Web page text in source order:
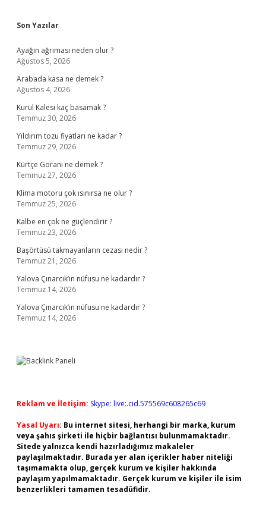
Sidebar
Son Yazılar
Ayağın ağrıması neden olur ?
Ağustos 5, 2026
Arabada kasa ne demek ?
Ağustos 4, 2026
Kurul Kalesi kaç basamak ?
Temmuz 30, 2026
Yıldırım tozu fiyatları ne kadar ?
Temmuz 29, 2026
Kürtçe Gorani ne demek ?
Temmuz 27, 2026
Klima motoru çok ısınırsa ne olur ?
Temmuz 25, 2026
Kalbe en çok ne güçlendirir ?
Temmuz 23, 2026
Başörtüsü takmayanların cezası nedir ?
Temmuz 21, 2026
Yalova Çınarcık’ın nüfusu ne kadardır ?
Temmuz 14, 2026
Yalova Çınarcık’ın nüfusu ne kadardır ?
Temmuz 14, 2026
Reklam ve İletişim: Skype: live:.cid.575569c608265c69
Yasal Uyarı: Bu internet sitesi, herhangi bir marka, kurum
veya şahıs şirketi ile hiçbir bağlantısı bulunmamaktadır.
Sitede yalnızca kendi hazırladığımız makaleler
paylaşılmaktadır. Burada yer alan içerikler haber niteliği
taşımamakta olup, gerçek kurum ve kişiler hakkında
paylaşım yapılmamaktadır. Gerçek kurum ve kişiler ile isim
benzerlikleri tamamen tesadüfidir.